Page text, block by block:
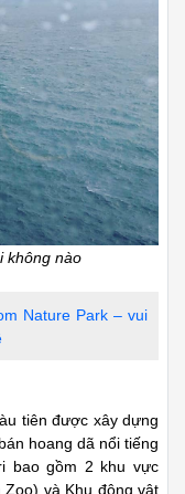
không nào
Nature Park – vui
tiên được xây dựng
hoang dã nổi tiếng
bao gồm 2 khu vực
và Khu động vật